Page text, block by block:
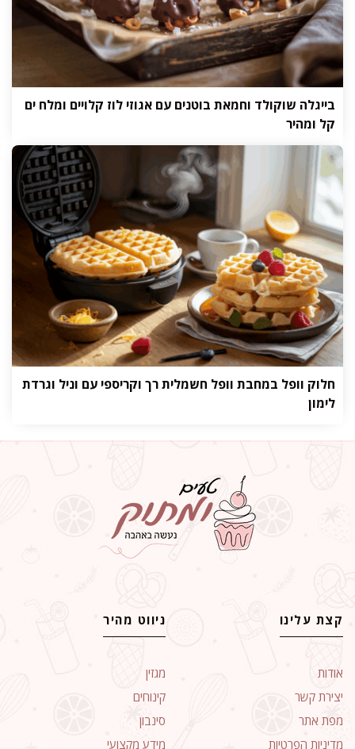
בייגלה שוקולד וחמאת בוטנים עם אגוזי לוז קלויים ומלח ים
קל ומהיר
חלוק וופל במחבת וופל חשמלית רך וקריספי עם וניל וגרדת
לימון
קצת עלינו
אודות
יצירת קשר
מפת אתר
מדיניות הפרטיות
ניווט מהיר
מגזין
קינוחים
סינבון
מידע מקצועי